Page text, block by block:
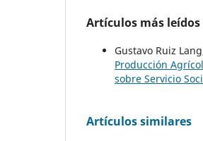
Artículos más
Gustavo Ruiz
Producción
sobre Servicio
Artículos similares